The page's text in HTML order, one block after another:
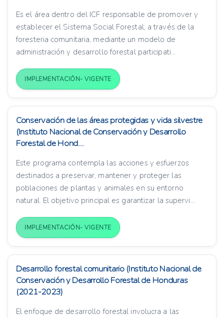
Es el área dentro del ICF responsable de promover y
establecer el Sistema Social Forestal, a través de la
foresteria comunitaria, mediante un modelo de
administración y desarrollo forestal participati...
IMPLEMENTACIÓN- VIGENTE
Conservación de las áreas protegidas y vida silvestre
(Instituto Nacional de Conservación y Desarrollo
Forestal de Hond...
Este programa contempla las acciones y esfuerzos
destinados a preservar, mantener y proteger las
poblaciones de plantas y animales en su entorno
natural. El objetivo principal es garantizar la supervi...
IMPLEMENTACIÓN- VIGENTE
Desarrollo forestal comunitario (Instituto Nacional de
Conservación y Desarrollo Forestal de Honduras
(2021-2023)
El enfoque de desarrollo forestal involucra a las